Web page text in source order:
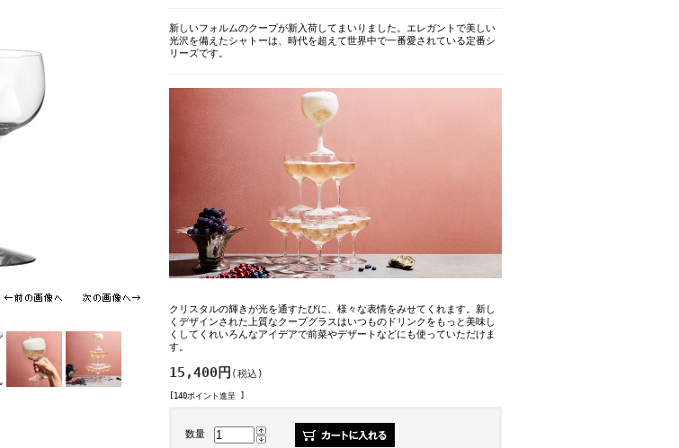
新しいフォルムのクープが新入荷してまいりました。エレガントで美しい
光沢を備えたシャトーは、時代を超えて世界中で一番愛されている定番シ
リーズです。
クリスタルの輝きが光を通すたびに、様々な表情をみせてくれます。新し
くデザインされた上質なクープグラスはいつものドリンクをもっと美味し
くしてくれいろんなアイデアで前菜やデザートなどにも使っていただけま
す。
15,400円 (税込)
[140ポイント進呈 ]
数量